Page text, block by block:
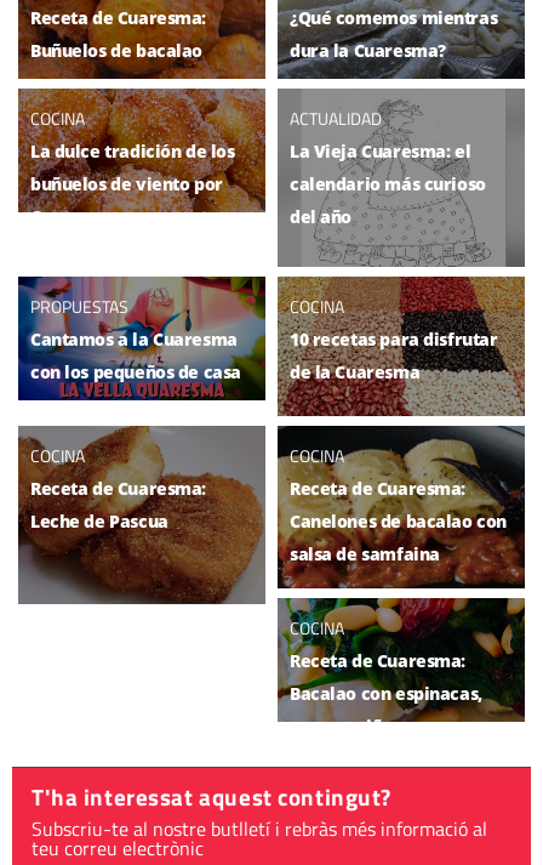
Receta de Cuaresma:
Buñuelos de bacalao
¿Qué comemos mientras
dura la Cuaresma?
COCINA
La dulce tradición de los
buñuelos de viento por
Cuaresma
ACTUALIDAD
La Vieja Cuaresma: el
calendario más curioso
del año
PROPUESTAS
Cantamos a la Cuaresma
con los pequeños de casa
COCINA
10 recetas para disfrutar
de la Cuaresma
COCINA
Receta de Cuaresma:
Leche de Pascua
COCINA
Receta de Cuaresma:
Canelones de bacalao con
salsa de samfaina
COCINA
Receta de Cuaresma:
Bacalao con espinacas,
pasas y piñones
T'ha interessat aquest contingut?
Subscriu-te al nostre butlletí i rebràs més informació al
teu correu electrònic